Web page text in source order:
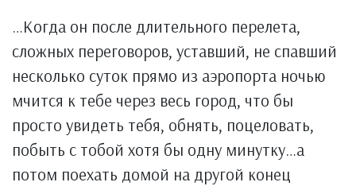
…Когда он после длительного перелета,
сложных переговоров, уставший, не спавший
несколько суток прямо из аэропорта ночью
мчится к тебе через весь город, что бы
просто увидеть тебя, обнять, поцеловать,
побыть с тобой хотя бы одну минутку…а
потом поехать домой на другой конец